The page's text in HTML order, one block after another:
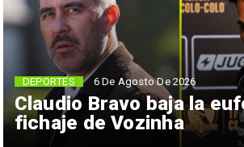
Claudio Bravo baja la
fichaje de Vozinha
DEPORTES 6 De Agosto De 2026